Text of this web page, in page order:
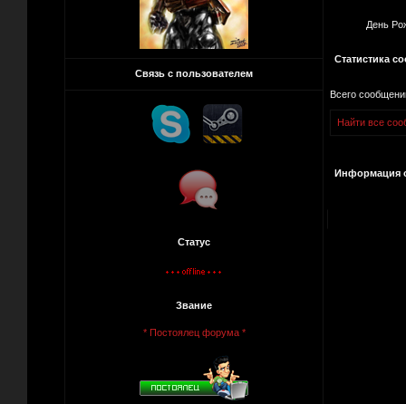
День
Статистика
Всего
Найти все
Информация
Связь с пользователем
Статус
Звание
* Постоялец форума *